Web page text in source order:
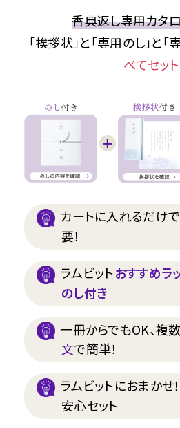
香典返し専用カタ
「挨拶状」と「専用のし」と
べてセット
カートに入れるだけ
要！
ラムビットおすすめラ
のし付き
一冊からでもOK、複
文で簡単！
ラムビットにおまかせ
安心セット